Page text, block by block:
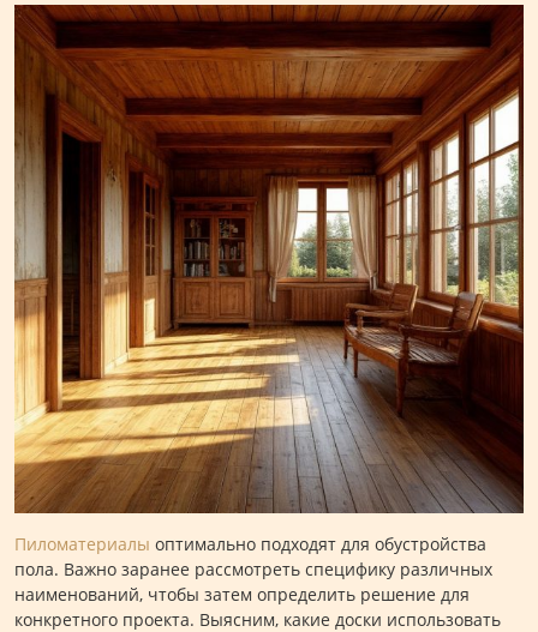
Пиломатериалы оптимально подходят для обустройства
пола. Важно заранее рассмотреть специфику различных
наименований, чтобы затем определить решение для
конкретного проекта. Выясним, какие доски использовать